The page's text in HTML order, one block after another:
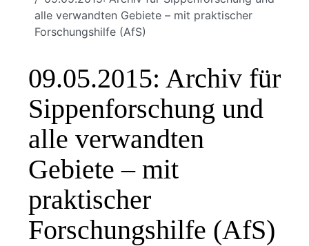
alle verwandten Gebiete – mit praktischer
Forschungshilfe (AfS)
09.05.2015: Archiv für
Sippenforschung und
alle verwandten
Gebiete – mit
praktischer
Forschungshilfe (AfS)